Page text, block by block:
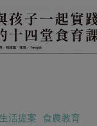
活提案 食農教育